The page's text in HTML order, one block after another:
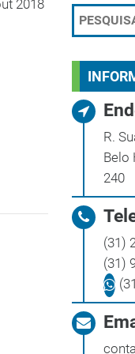
2018
R.
Belo
240
(31)
(31)